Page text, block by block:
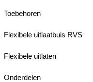
Toebehoren
Flexibele uitlaatbuis RVS
Flexibele uitlaten
Onderdelen